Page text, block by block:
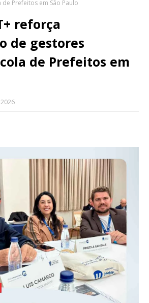
Prefeitos em São Paulo
reforça
de gestores
de Prefeitos em